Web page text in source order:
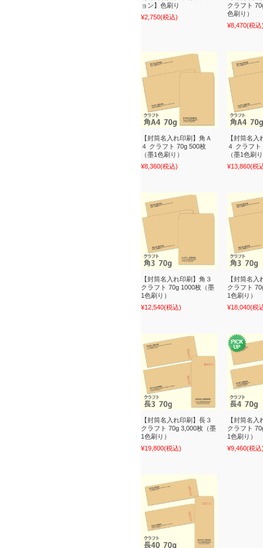
ョン】色刷り
¥2,750(税込)
クラフト
色刷り）
¥8,470(税込
【封筒名入れ印刷】角Ａ
４ クラフト 70g 500枚
（墨1色刷り）
¥8,360(税込)
【封筒名入
４ クラフ
（墨1色刷
¥13,860(税
【封筒名入れ印刷】角３
クラフト 70g 1000枚（墨
1色刷り）
¥12,540(税込)
【封筒名入
クラフト
1色刷り）
¥18,040(税
【封筒名入れ印刷】長３
クラフト 70g 3,000枚（墨
1色刷り）
¥19,800(税込)
【封筒名入
クラフト
1色刷り）
¥9,460(税込